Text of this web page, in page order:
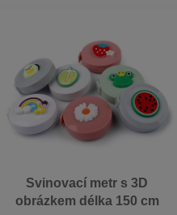
Svinovací metr s 3D
obrázkem délka 150 cm